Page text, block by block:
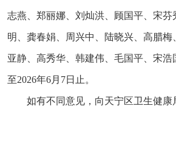
志燕、郑丽娜、刘灿洪、顾国平、宋
明、龚春娟、周兴中、陆晓兴、高腊
亚静、高秀华、韩建伟、毛国平、宋
至2026年6月7日止。
如有不同意见，向天宁区卫生健康